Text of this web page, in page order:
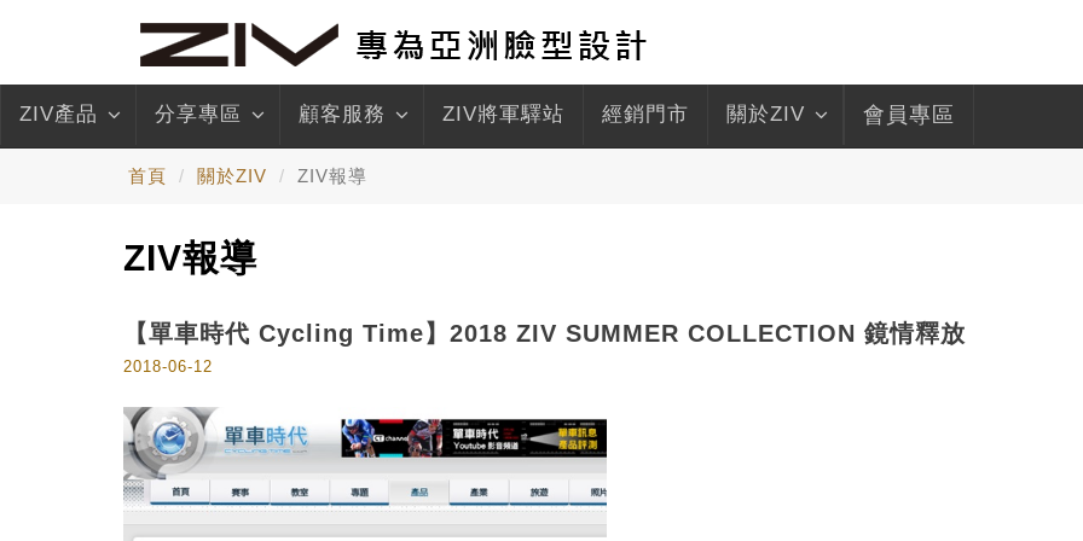
ZIV產品 分享專區 顧客服務 ZIV將軍驛站 經銷門市 關於ZIV 會員專區
首頁 關於ZIV ZIV報導
ZIV報導
【單車時代 Cycling Time】2018 ZIV SUMMER COLLECTION 鏡情釋放
2018-06-12